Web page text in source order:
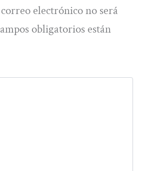
electrónico no será
obligatorios están